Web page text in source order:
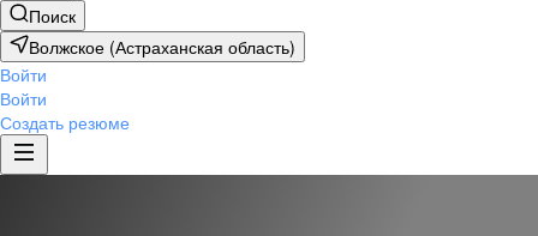
Поиск
Волжское (Астраханская область)
Войти
Войти
Создать резюме